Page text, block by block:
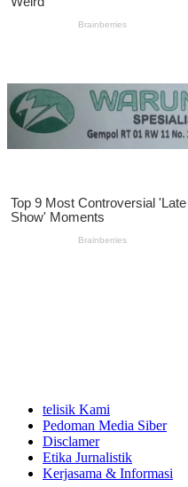
telisik Kami
Pedoman Media Siber
Disclamer
Etika Jurnalistik
Kerjasama & Informasi